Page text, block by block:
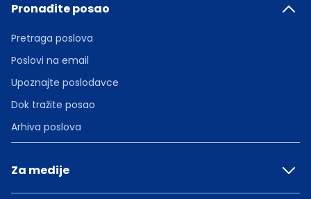
Pronađite posao
Pretraga poslova
Poslovi na email
Upoznajte poslodavce
Dok tražite posao
Arhiva poslova
Za medije